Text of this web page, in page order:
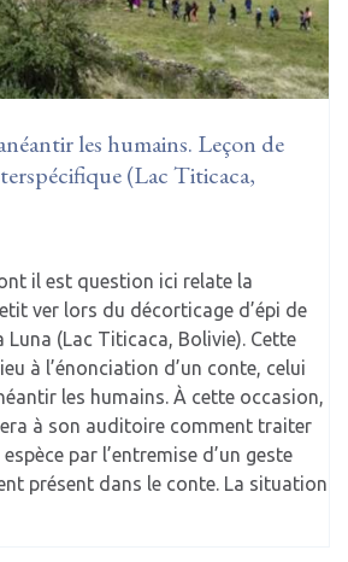
les humains. Leçon de
(Lac Titicaca,
il est question ici relate la
ver lors du décorticage d’épi de
Luna (Lac Titicaca, Bolivie). Cette
à l’énonciation d’un conte, celui
les humains. À cette occasion,
à son auditoire comment traiter
par l’entremise d’un geste
présent dans le conte. La situation